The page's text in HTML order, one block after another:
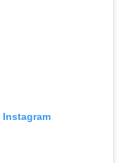
Instagram